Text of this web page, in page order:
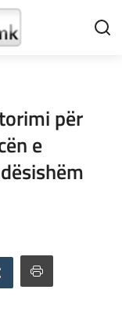
për
e